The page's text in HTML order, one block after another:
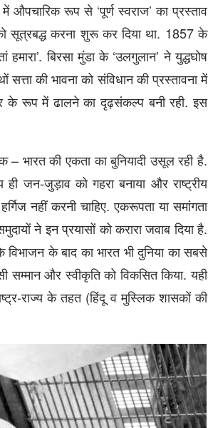
औपचारिक रूप से ‘पूर्ण स्वराज’ का प्रस्ताव
सूत्रबद्ध करना शुरू कर दिया था. 1857 के
बिरसा मुंडा के ‘उलगुलान’ ने युद्धघोष
की भावना को संविधान की प्रस्तावना में
के रूप में ढालने का दृढ़संकल्प बनी रही. इस
– भारत की एकता का बुनियादी उसूल रही है.
जन-जुड़ाव को गहरा बनाया और राष्ट्रीय
नहीं करनी चाहिए. एकरूपता या समांगता
ने इन प्रयासों को करारा जवाब दिया है.
के बाद का भारत भी दुनिया का सबसे
सम्मान और स्वीकृति को विकसित किया. यही
राज्य के तहत (हिंदू व मुस्लिक शासकों की